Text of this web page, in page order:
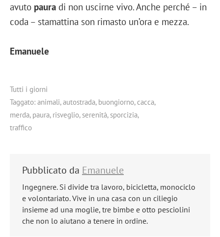
avuto paura di non uscirne vivo. Anche perché – in
coda – stamattina son rimasto un’ora e mezza.
Emanuele
Tutti i giorni
Taggato: animali,autostrada, buongiorno,cacca,
merda, paura, risveglio,serenità,sporcizia,
traffico
Pubblicato da Emanuele
Ingegnere. Si divide tra lavoro, bicicletta, monociclo
e volontariato. Vive in una casa con un ciliegio
insieme ad una moglie, tre bimbe e otto pesciolini
che non lo aiutano a tenere in ordine.